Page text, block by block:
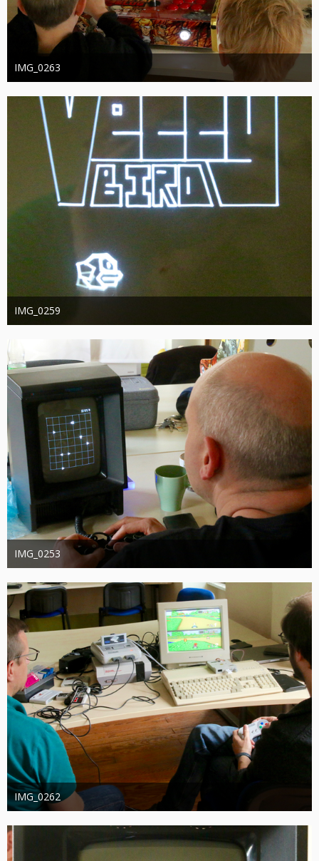
IMG_0263
joachimschwanter
9. Oktober 2023
385
0 0
IMG_0259
joachimschwanter
9. Oktober 2023
0
IMG_0253
joachimschwanter
9. Oktober 2023
386
0 0
IMG_0262
joachimschwanter
9. Oktober 2023
358
0 0